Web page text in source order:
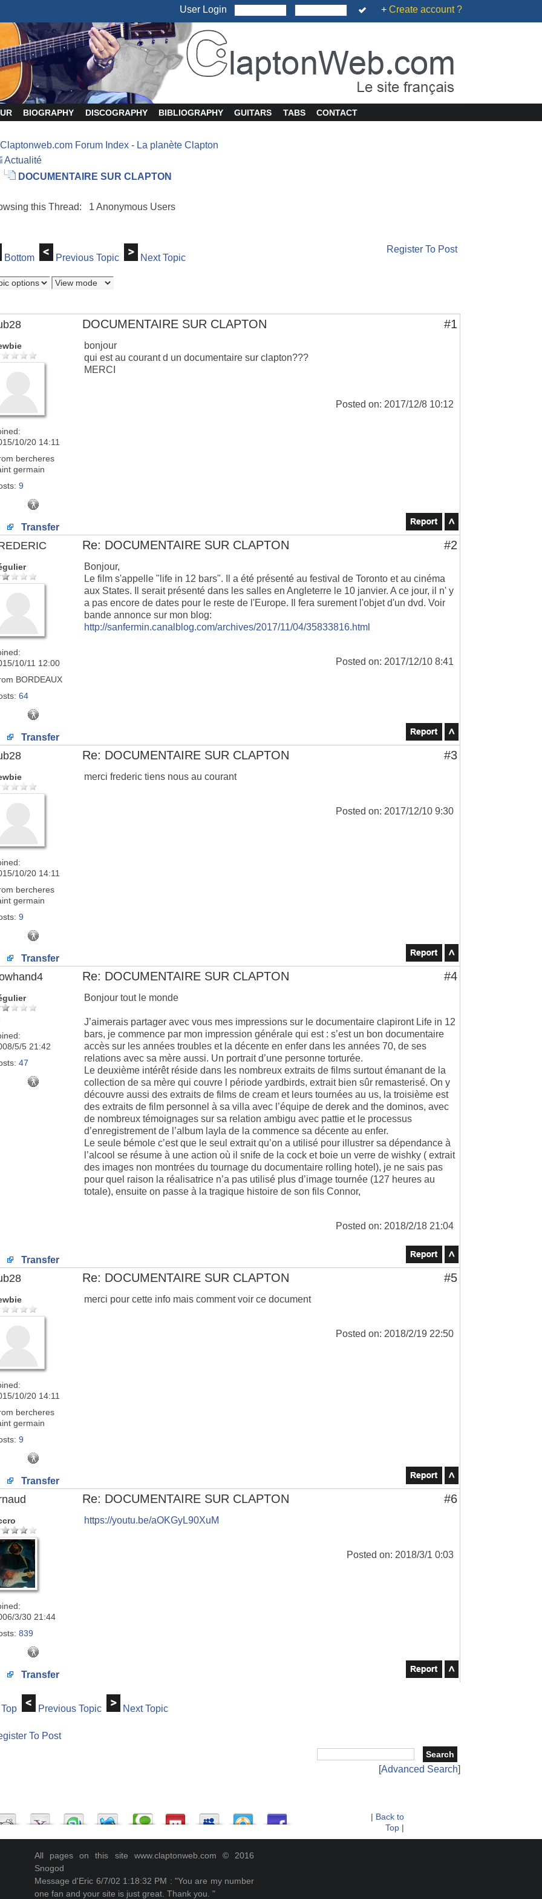
User Login + Create account ?
BIOGRAPHY DISCOGRAPHY BIBLIOGRAPHY GUITARS TABS CONTACT
Claptonweb.com Forum Index - La planète Clapton
Actualité
DOCUMENTAIRE SUR CLAPTON
this Thread: 1 Anonymous Users
Bottom Previous Topic Next Topic
Register To Post
DOCUMENTAIRE SUR CLAPTON #1
10/20 14:11
bercheres
germain
9
bonjour
qui est au courant d un documentaire sur clapton???
MERCI
Posted on: 2017/12/8 10:12
Transfer
Re: DOCUMENTAIRE SUR CLAPTON #2
10/11 12:00
BORDEAUX
64
Bonjour,
Le film s'appelle "life in 12 bars". Il a été présenté au festival de Toronto et au cinéma
aux States. Il serait présenté dans les salles en Angleterre le 10 janvier. A ce jour, il n' y
a pas encore de dates pour le reste de l'Europe. Il fera surement l'objet d'un dvd. Voir
bande annonce sur mon blog:
http://sanfermin.canalblog.com/archives/2017/11/04/35833816.html
Posted on: 2017/12/10 8:41
Transfer
Re: DOCUMENTAIRE SUR CLAPTON #3
10/20 14:11
bercheres
germain
9
merci frederic tiens nous au courant
Posted on: 2017/12/10 9:30
Transfer
Re: DOCUMENTAIRE SUR CLAPTON #4
5/5 21:42
47
Bonjour tout le monde
J’aimerais partager avec vous mes impressions sur le documentaire clapiront Life in 12
bars, je commence par mon impression générale qui est : s’est un bon documentaire
accès sur les années troubles et la décente en enfer dans les années 70, de ses
relations avec sa mère aussi. Un portrait d’une personne torturée.
Le deuxième intérêt réside dans les nombreux extraits de films surtout émanant de la
collection de sa mère qui couvre l période yardbirds, extrait bien sûr remasterisé. On y
découvre aussi des extraits de films de cream et leurs tournées au us, la troisième est
des extraits de film personnel à sa villa avec l’équipe de derek and the dominos, avec
de nombreux témoignages sur sa relation ambigu avec pattie et le processus
d’enregistrement de l’album layla de la commence sa décente au enfer.
Le seule bémole c’est que le seul extrait qu’on a utilisé pour illustrer sa dépendance à
l’alcool se résume à une action où il snife de la cock et boie un verre de wishky ( extrait
des images non montrées du tournage du documentaire rolling hotel), je ne sais pas
pour quel raison la réalisatrice n’a pas utilisé plus d’image tournée (127 heures au
totale), ensuite on passe à la tragique histoire de son fils Connor,
Posted on: 2018/2/18 21:04
Transfer
Re: DOCUMENTAIRE SUR CLAPTON #5
10/20 14:11
bercheres
germain
9
merci pour cette info mais comment voir ce document
Posted on: 2018/2/19 22:50
Transfer
Re: DOCUMENTAIRE SUR CLAPTON #6
3/30 21:44
839
https://youtu.be/aOKGyL90XuM
Posted on: 2018/3/1 0:03
Transfer
Top Previous Topic Next Topic
To Post
[Advanced Search]
| Back to
Top|
All pages on this site www.claptonweb.com © 2016
Snogod
Message d'Eric 6/7/02 1:18:32 PM : "You are my number
one fan and your site is just great. Thank you. "